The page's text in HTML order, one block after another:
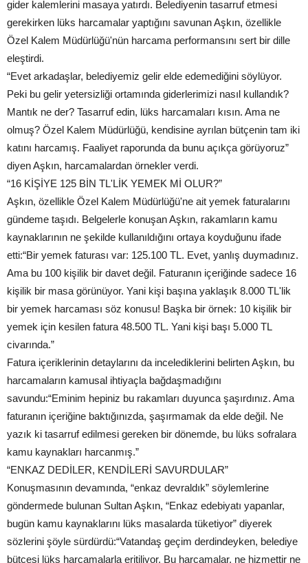
gider kalemlerini masaya yatırdı. Belediyenin tasarruf etmesi
gerekirken lüks harcamalar yaptığını savunan Aşkın, özellikle
Özel Kalem Müdürlüğü'nün harcama performansını sert bir dille
eleştirdi.
“Evet arkadaşlar, belediyemiz gelir elde edemediğini söylüyor.
Peki bu gelir yetersizliği ortamında giderlerimizi nasıl kullandık?
Mantık ne der? Tasarruf edin, lüks harcamaları kısın. Ama ne
olmuş? Özel Kalem Müdürlüğü, kendisine ayrılan bütçenin tam iki
katını harcamış. Faaliyet raporunda da bunu açıkça görüyoruz”
diyen Aşkın, harcamalardan örnekler verdi.
“16 KİŞİYE 125 BİN TL'LİK YEMEK Mİ OLUR?”
Aşkın, özellikle Özel Kalem Müdürlüğü'ne ait yemek faturalarını
gündeme taşıdı. Belgelerle konuşan Aşkın, rakamların kamu
kaynaklarının ne şekilde kullanıldığını ortaya koyduğunu ifade
etti:“Bir yemek faturası var: 125.100 TL. Evet, yanlış duymadınız.
Ama bu 100 kişilik bir davet değil. Faturanın içeriğinde sadece 16
kişilik bir masa görünüyor. Yani kişi başına yaklaşık 8.000 TL'lik
bir yemek harcaması söz konusu! Başka bir örnek: 10 kişilik bir
yemek için kesilen fatura 48.500 TL. Yani kişi başı 5.000 TL
civarında.”
Fatura içeriklerinin detaylarını da incelediklerini belirten Aşkın, bu
harcamaların kamusal ihtiyaçla bağdaşmadığını
savundu:“Eminim hepiniz bu rakamları duyunca şaşırdınız. Ama
faturanın içeriğine baktığınızda, şaşırmamak da elde değil. Ne
yazık ki tasarruf edilmesi gereken bir dönemde, bu lüks sofralara
kamu kaynakları harcanmış.”
“ENKAZ DEDİLER, KENDİLERİ SAVURDULAR”
Konuşmasının devamında, “enkaz devraldık” söylemlerine
göndermede bulunan Sultan Aşkın, “Enkaz edebiyatı yapanlar,
bugün kamu kaynaklarını lüks masalarda tüketiyor” diyerek
sözlerini şöyle sürdürdü:“Vatandaş geçim derdindeyken, belediye
bütçesi lüks harcamalarla eritiliyor. Bu harcamalar, ne hizmettir ne